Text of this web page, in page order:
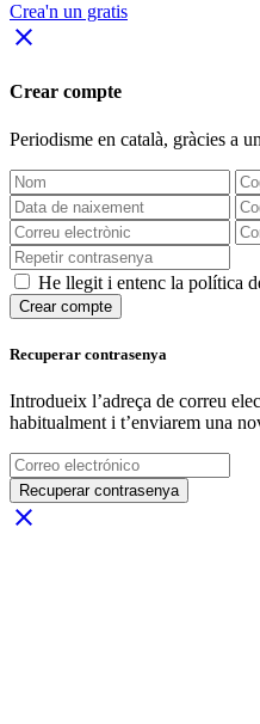
Crea'n un gratis
close
Crear compte
Periodisme en català, gràcies a
He llegit i entenc la política
Crear compte
Recuperar contrasenya
Introdueix l’adreça de correu
habitualment i t’enviarem una
Recuperar contrasenya
close